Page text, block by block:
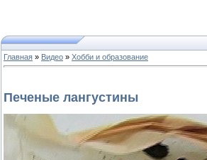
Главная » Видео » Хобби и образование
Печеные лангустины